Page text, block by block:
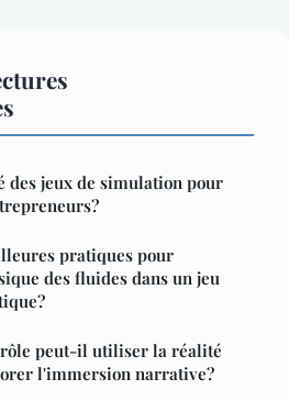
des jeux de simulation pour
pratiques pour
des fluides dans un jeu
peut-il utiliser la réalité
l'immersion narrative?